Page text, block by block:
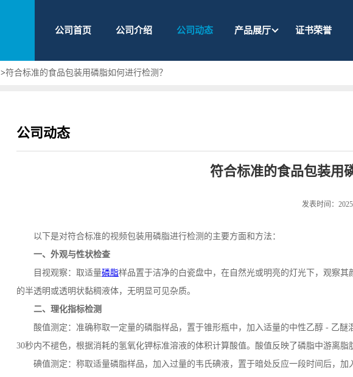
公司首页 公司介绍 公司动态 产品展厅 证书荣誉
>符合标准的食品包装用磷脂如何进行检测？
公司动态
符合标准的食品包装用
发表时间：
以下是对符合标准的视频包装用磷脂进行检测的主要方面和方法：
一、外观与性状检查
目视观察：取适量磷脂样品置于洁净的白瓷盘中，在自然光或明亮的灯光下，观察
的半透明或透明状黏稠液体，无明显可见杂质。
二、理化指标检测
酸值测定：准确称取一定量的磷脂样品，置于锥形瓶中，加入适量的中性乙醇 - 乙醚
30秒内不褪色，根据消耗的氢氧化钾标准溶液的体积计算酸值。酸值反映了磷脂中游离
碘值测定：称取适量磷脂样品，加入过量的韦氏碘液，置于暗处反应一段时间后，